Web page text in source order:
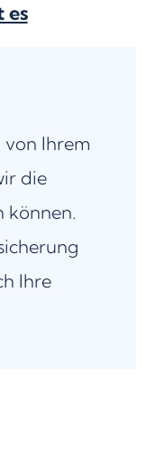
es
von Ihrem
die
können.
Ihre